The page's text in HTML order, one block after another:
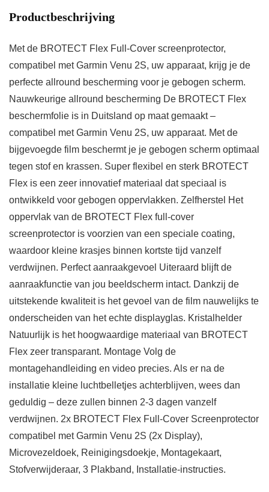
Productbeschrijving
Met de BROTECT Flex Full-Cover screenprotector,
compatibel met Garmin Venu 2S, uw apparaat, krijg je de
perfecte allround bescherming voor je gebogen scherm.
Nauwkeurige allround bescherming De BROTECT Flex
beschermfolie is in Duitsland op maat gemaakt –
compatibel met Garmin Venu 2S, uw apparaat. Met de
bijgevoegde film beschermt je je gebogen scherm optimaal
tegen stof en krassen. Super flexibel en sterk BROTECT
Flex is een zeer innovatief materiaal dat speciaal is
ontwikkeld voor gebogen oppervlakken. Zelfherstel Het
oppervlak van de BROTECT Flex full-cover
screenprotector is voorzien van een speciale coating,
waardoor kleine krasjes binnen kortste tijd vanzelf
verdwijnen. Perfect aanraakgevoel Uiteraard blijft de
aanraakfunctie van jou beeldscherm intact. Dankzij de
uitstekende kwaliteit is het gevoel van de film nauwelijks te
onderscheiden van het echte displayglas. Kristalhelder
Natuurlijk is het hoogwaardige materiaal van BROTECT
Flex zeer transparant. Montage Volg de
montagehandleiding en video precies. Als er na de
installatie kleine luchtbelletjes achterblijven, wees dan
geduldig – deze zullen binnen 2-3 dagen vanzelf
verdwijnen. 2x BROTECT Flex Full-Cover Screenprotector
compatibel met Garmin Venu 2S (2x Display),
Microvezeldoek, Reinigingsdoekje, Montagekaart,
Stofverwijderaar, 3 Plakband, Installatie-instructies.